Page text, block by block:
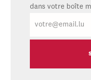
dans votre boîte
mail